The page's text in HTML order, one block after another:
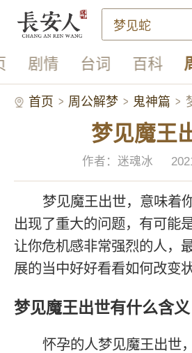
剧情 台词 百科
首页 周公解梦 鬼神篇
梦见魔王
作者：迷魂冰
梦见魔王出世，意味着
出现了重大的问题，有可能
让你危机感非常强烈的人，
展的当中好好看看如何改变
梦见魔王出世有什么含义
怀孕的人梦见魔王出世